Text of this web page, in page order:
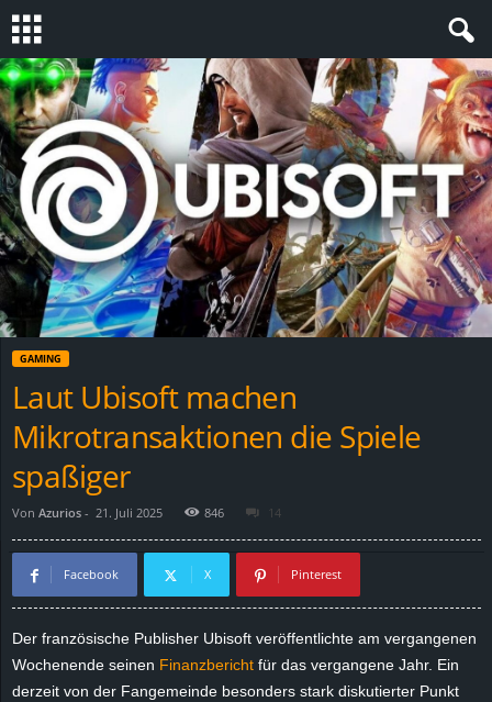
S
t
e
v
i
n
GAMING
Laut Ubisoft machen
Mikrotransaktionen die Spiele
spaßiger
Von Azurios - 21. Juli 2025 846 14
Facebook X Pinterest
Der französische Publisher Ubisoft veröffentlichte am vergangenen
Wochenende seinen Finanzbericht für das vergangene Jahr. Ein
derzeit von der Fangemeinde besonders stark diskutierter Punkt